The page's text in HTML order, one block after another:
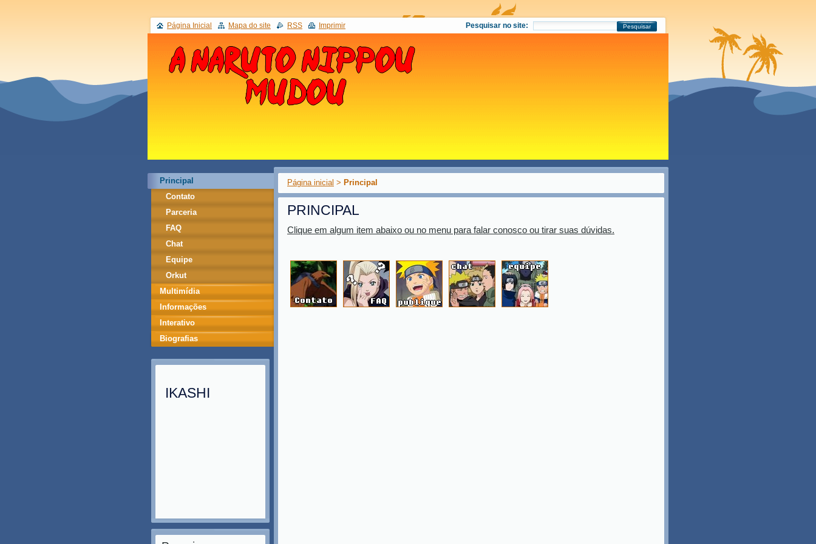
Página inicial > Principal
PRINCIPAL
Clique em algum item abaixo ou no menu para falar conosco ou tirar suas dúvidas.
Principal
Contato
Parceria
FAQ
Chat
Equipe
Orkut
Multimídia
Informações
Interativo
Biografias
IKASHI
Página Inicial Mapa do site RSS Imprimir Pesquisar no site: Pesquisar